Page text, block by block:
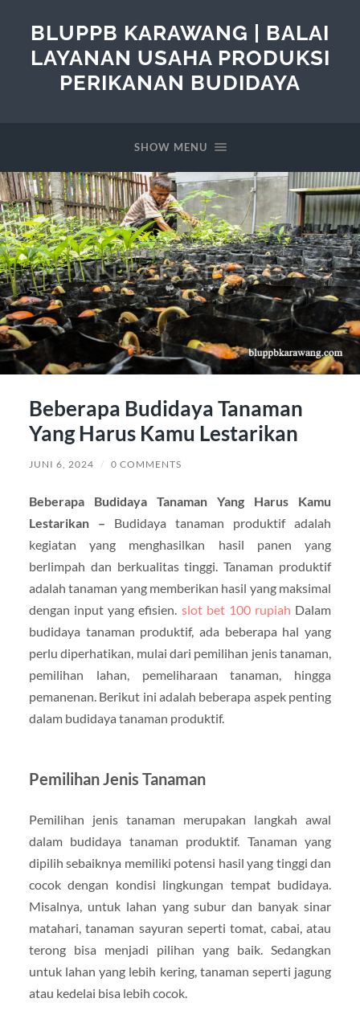
BLUPPB KARAWANG | BALAI
LAYANAN USAHA PRODUKSI
PERIKANAN BUDIDAYA
SHOW MENU
Beberapa Budidaya Tanaman
Yang Harus Kamu Lestarikan
JUNI 6, 2024 / 0 COMMENTS
Beberapa Budidaya Tanaman Yang Harus Kamu
Lestarikan – Budidaya tanaman produktif adalah
kegiatan yang menghasilkan hasil panen yang
berlimpah dan berkualitas tinggi. Tanaman produktif
adalah tanaman yang memberikan hasil yang maksimal
dengan input yang efisien. slot bet 100 rupiah Dalam
budidaya tanaman produktif, ada beberapa hal yang
perlu diperhatikan, mulai dari pemilihan jenis tanaman,
pemilihan lahan, pemeliharaan tanaman, hingga
pemanenan. Berikut ini adalah beberapa aspek penting
dalam budidaya tanaman produktif.
Pemilihan Jenis Tanaman
Pemilihan jenis tanaman merupakan langkah awal
dalam budidaya tanaman produktif. Tanaman yang
dipilih sebaiknya memiliki potensi hasil yang tinggi dan
cocok dengan kondisi lingkungan tempat budidaya.
Misalnya, untuk lahan yang subur dan banyak sinar
matahari, tanaman sayuran seperti tomat, cabai, atau
terong bisa menjadi pilihan yang baik. Sedangkan
untuk lahan yang lebih kering, tanaman seperti jagung
atau kedelai bisa lebih cocok.